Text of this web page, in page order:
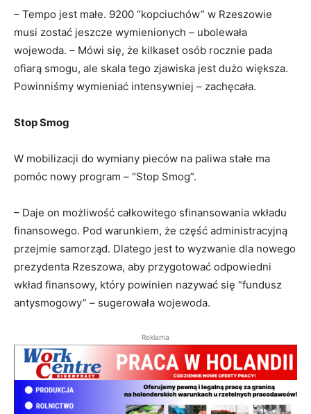
– Tempo jest małe. 9200 “kopciuchów” w Rzeszowie
musi zostać jeszcze wymienionych – ubolewała
wojewoda. – Mówi się, że kilkaset osób rocznie pada
ofiarą smogu, ale skala tego zjawiska jest dużo większa.
Powinniśmy wymieniać intensywniej – zachęcała.
Stop Smog
W mobilizacji do wymiany pieców na paliwa stałe ma
pomóc nowy program – “Stop Smog”.
– Daje on możliwość całkowitego sfinansowania wkładu
finansowego. Pod warunkiem, że część administracyjną
przejmie samorząd. Dlatego jest to wyzwanie dla nowego
prezydenta Rzeszowa, aby przygotować odpowiedni
wkład finansowy, który powinien nazywać się “fundusz
antysmogowy” – sugerowała wojewoda.
Reklama